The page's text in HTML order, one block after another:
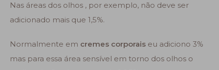
Nas áreas dos olhos , por exemplo, não deve ser
adicionado mais que 1,5%.
Normalmente em cremes corporais eu adiciono 3%
mas para essa área sensível em torno dos olhos o